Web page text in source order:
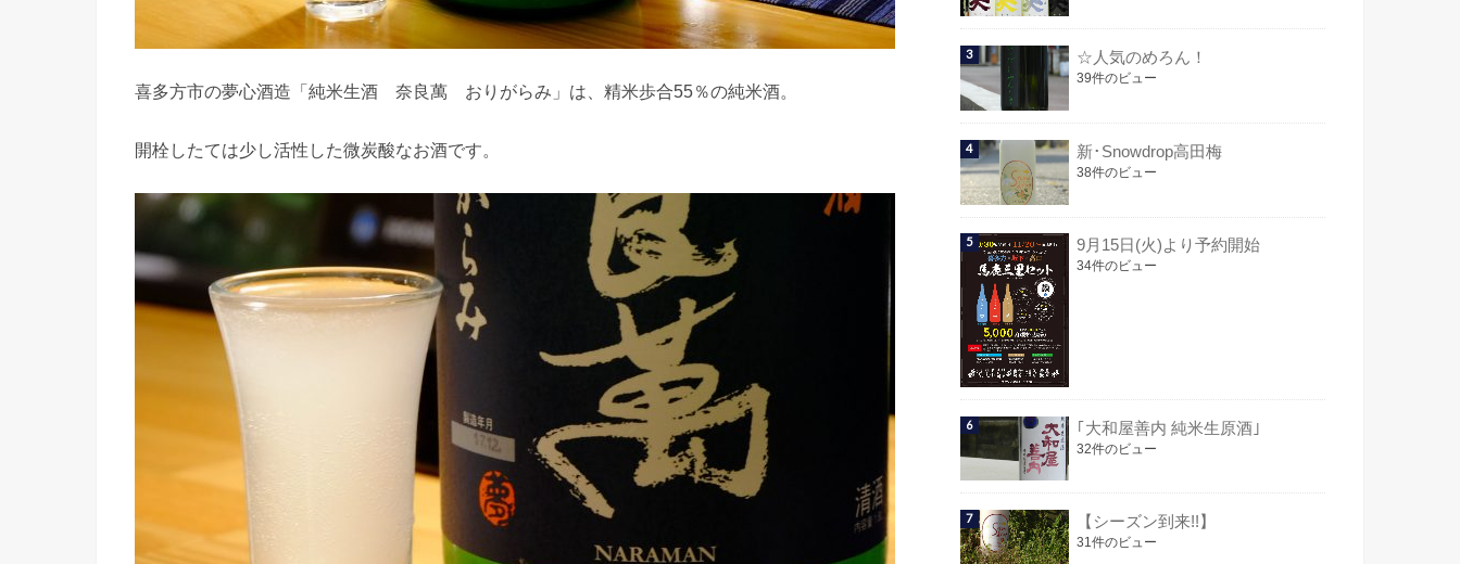
喜多方市の夢心酒造「純米生酒 奈良萬 おりがらみ」は、精米歩合55％の純米酒。
開栓したては少し活性した微炭酸なお酒です。
☆人気のめろん！
39件のビュー
新･Snowdrop高田梅
38件のビュー
9月15日(火)より予約開始
34件のビュー
｢大和屋善内 純米生原酒｣
32件のビュー
【シーズン到来!!】
31件のビュー